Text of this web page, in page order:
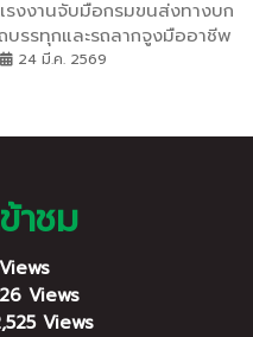
งงานจับมือกรมขนส่งทางบก
รรทุกและรถลากจูงมืออาชีพ
นภาคขนส่งระดับประเทศ
24 มี.ค. 2569
าชม
Views
Views